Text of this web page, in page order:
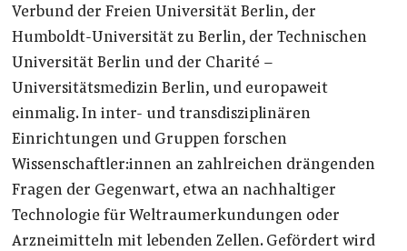
Verbund der Freien Universität Berlin, der
Humboldt-Universität zu Berlin, der Technischen
Universität Berlin und der Charité –
Universitätsmedizin Berlin, und europaweit
einmalig. In inter- und transdisziplinären
Einrichtungen und Gruppen forschen
Wissenschaftler:innen an zahlreichen drängenden
Fragen der Gegenwart, etwa an nachhaltiger
Technologie für Weltraumerkundungen oder
Arzneimitteln mit lebenden Zellen. Gefördert wird